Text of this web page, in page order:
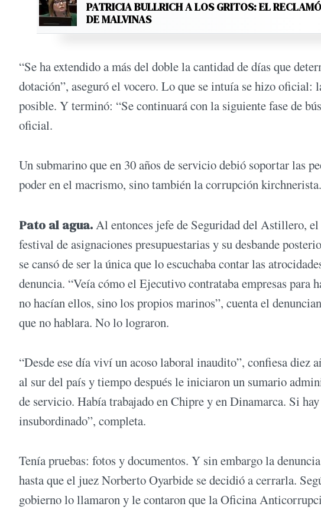
PATRICIA BULLRICH A LOS GRITOS: EL
DE MALVINAS
“Se ha extendido a más del doble la cantidad de días que
dotación”, aseguró el vocero. Lo que se intuía se hizo oficial:
posible. Y terminó: “Se continuará con la siguiente fase de
oficial.
Un submarino que en 30 años de servicio debió soportar las
poder en el macrismo, sino también la corrupción kirchnerista.
Pato al agua.Al entonces jefe de Seguridad del Astillero,
festival de asignaciones presupuestarias y su desbande
se cansó de ser la única que lo escuchaba contar las
denuncia. “Veía cómo el Ejecutivo contrataba empresas para
no hacían ellos, sino los propios marinos”, cuenta el
que no hablara. No lo lograron.
“Desde ese día viví un acoso laboral inaudito”, confiesa diez
al sur del país y tiempo después le iniciaron un sumario
de servicio. Había trabajado en Chipre y en Dinamarca. Si
insubordinado”, completa.
Tenía pruebas: fotos y documentos. Y sin embargo la
hasta que el juez Norberto Oyarbide se decidió a cerrarla.
gobierno lo llamaron y le contaron que la Oficina